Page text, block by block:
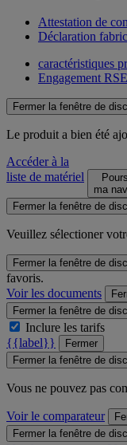
Attestation de
Déclaration
caractéristiques
Engagement
Fermer la fenêtre de
Le produit a bien été
Accéder à la
liste de matériel
ma
Fermer la fenêtre de
Veuillez sélectioner
Fermer la fenêtre de
favoris.
Voir les documents
Fermer la fenêtre de
Inclure les tarifs
{{label}}
Fermer
Fermer la fenêtre de
Vous ne pouvez pas
Voir le comparateur
Fermer la fenêtre de